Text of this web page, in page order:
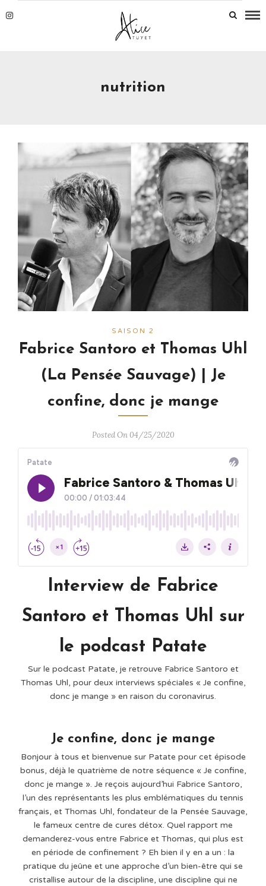
nutrition
SAISON 2
Fabrice Santoro et Thomas Uhl
(La Pensée Sauvage) | Je
confine, donc je mange
Posted On 04/25/2020
Interview de Fabrice
Santoro et Thomas Uhl sur
le podcast Patate
Sur le podcast Patate, je retrouve Fabrice Santoro et
Thomas Uhl, pour deux interviews spéciales « Je confine,
donc je mange » en raison du coronavirus.
Je confine, donc je mange
Bonjour à tous et bienvenue sur Patate pour cet épisode
bonus, déjà le quatrième de notre séquence « Je confine,
donc je mange ». Je reçois aujourd’hui Fabrice Santoro,
l’un des représentants les plus emblématiques du tennis
français, et Thomas Uhl, fondateur de la Pensée Sauvage,
le fameux centre de cures détox. Quel rapport me
demanderez-vous entre Fabrice et Thomas, qui plus est
en période de confinement ? Eh bien il y en a un : la
pratique du jeûne et une approche d’un bien-être qui se
cristallise autour de la discipline, une discipline qui ne